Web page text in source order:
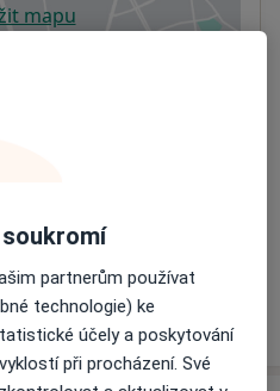
mapu
se otevře v nové záložce
není aktivní
návštěvy)
pacienty na pojišťovnu
o adrese
partnerům používat
technologie) ke
účely a poskytování
při procházení. Své